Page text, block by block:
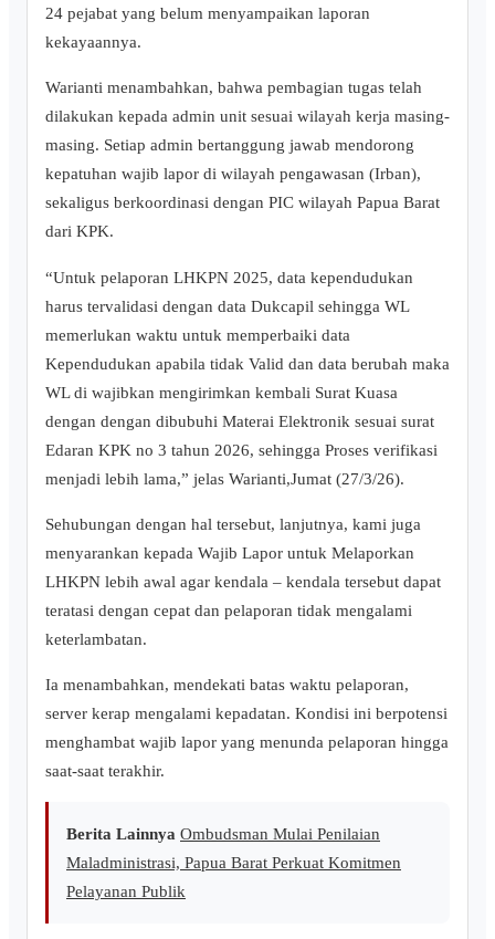
24 pejabat yang belum menyampaikan laporan
kekayaannya.
Warianti menambahkan, bahwa pembagian tugas telah
dilakukan kepada admin unit sesuai wilayah kerja masing-
masing. Setiap admin bertanggung jawab mendorong
kepatuhan wajib lapor di wilayah pengawasan (Irban),
sekaligus berkoordinasi dengan PIC wilayah Papua Barat
dari KPK.
“Untuk pelaporan LHKPN 2025, data kependudukan
harus tervalidasi dengan data Dukcapil sehingga WL
memerlukan waktu untuk memperbaiki data
Kependudukan apabila tidak Valid dan data berubah maka
WL di wajibkan mengirimkan kembali Surat Kuasa
dengan dengan dibubuhi Materai Elektronik sesuai surat
Edaran KPK no 3 tahun 2026, sehingga Proses verifikasi
menjadi lebih lama,” jelas Warianti,Jumat (27/3/26).
Sehubungan dengan hal tersebut, lanjutnya, kami juga
menyarankan kepada Wajib Lapor untuk Melaporkan
LHKPN lebih awal agar kendala – kendala tersebut dapat
teratasi dengan cepat dan pelaporan tidak mengalami
keterlambatan.
Ia menambahkan, mendekati batas waktu pelaporan,
server kerap mengalami kepadatan. Kondisi ini berpotensi
menghambat wajib lapor yang menunda pelaporan hingga
saat-saat terakhir.
Berita Lainnya Ombudsman Mulai Penilaian
Maladministrasi, Papua Barat Perkuat Komitmen
Pelayanan Publik